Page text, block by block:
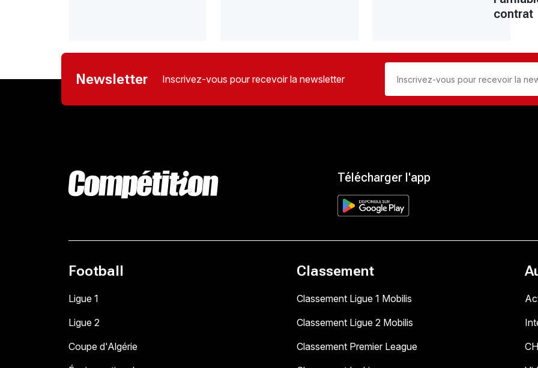
contrat
Newsletter Inscrivez-vous pour recevoir la newsletter
Télécharger l'app
Football
Ligue 1
Ligue 2
Coupe d'Algérie
Classement
Classement Ligue 1 Mobilis
Classement Ligue 2 Mobilis
Classement Premier League